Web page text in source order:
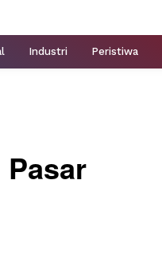
Industri Peristiwa